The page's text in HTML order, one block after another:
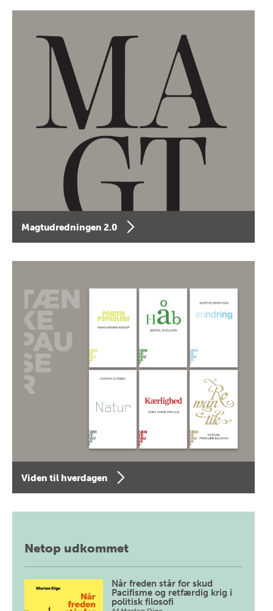
Magtudredningen 2.0
Viden til hverdagen
Netop udkommet
Når freden står for skud
Pacifisme og retfærdig krig i
politisk filosofi